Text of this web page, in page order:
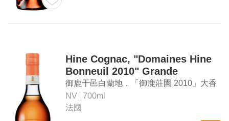
Hine Cognac, "Domaines Hine
Bonneuil 2010" Grande
Champagne Cognac
御鹿干邑白蘭地．「御鹿莊園 2010」大香
檳區干邑白蘭地
NV
700ml
法國